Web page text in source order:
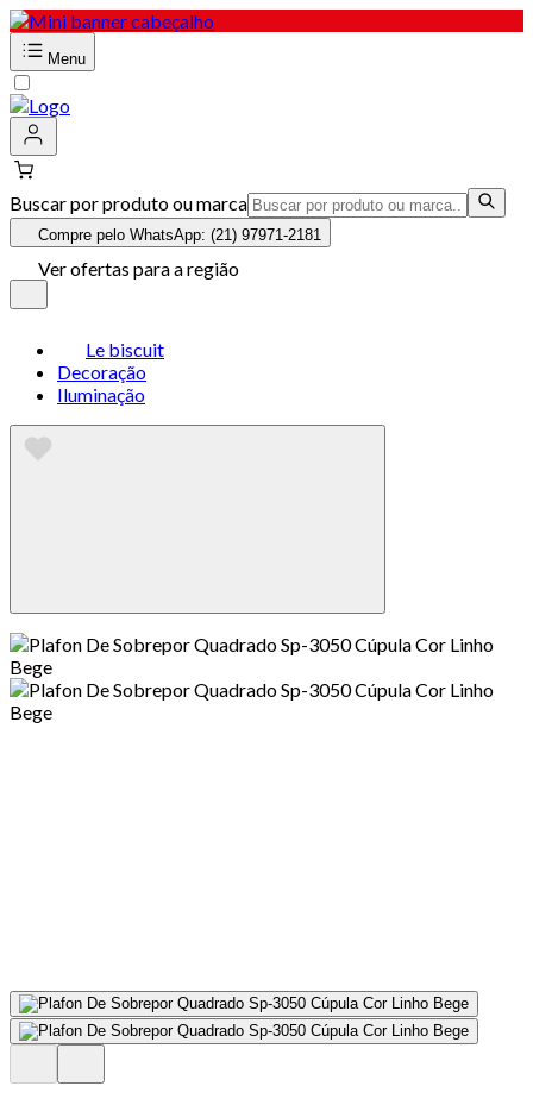
Menu
Buscar por produto ou marca
Compre pelo WhatsApp: (21) 97971-2181
Ver ofertas para a região
Le biscuit
Decoração
Iluminação